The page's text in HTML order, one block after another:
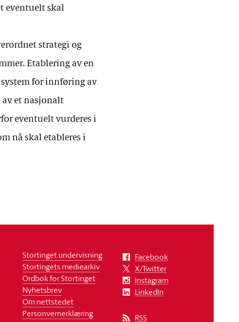
eventuelt skal
strategi og
Etablering av en
for innføring av
av et nasjonalt
eventuelt vurderes i
nå skal etableres i
Stortinget undervisning
Stortingets mediearkiv
Ordbok for Stortinget
Nyhetsbrev
Om nettstedet
Personvernerklæring
Facebook
X/Twitter
Instagram
LinkedIn
RSS